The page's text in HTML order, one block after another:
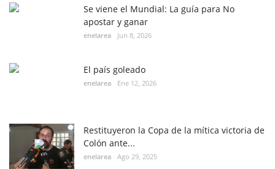
Se viene el Mundial: La guía para No
apostar y ganar
enelarea Jun 8, 2026
El país goleado
enelarea Ene 12, 2026
Restituyeron la Copa de la mítica victoria de
Colón ante...
enelarea Ago 29, 2025